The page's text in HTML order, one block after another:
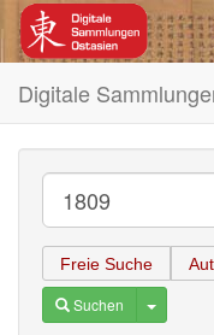
Digitale
Freie Suche
Suchen Toggle